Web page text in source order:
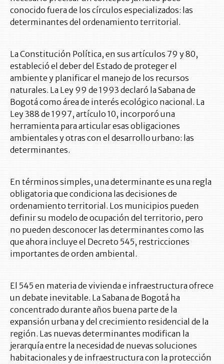
conocido fuera de los círculos especializados: las
determinantes del ordenamiento territorial.
La Constitución Política, en sus artículos 79 y 80,
estableció el deber del Estado de proteger el
ambiente y planificar el manejo de los recursos
naturales. La Ley 99 de 1993 declaró la Sabana de
Bogotá como área de interés ecológico nacional. La
Ley 388 de 1997, artículo 10, incorporó una
herramienta para articular esas obligaciones
ambientales y otras con el desarrollo urbano: las
determinantes.
En términos simples, una determinante es una regla
obligatoria que condiciona las decisiones de
ordenamiento territorial. Los municipios pueden
definir su modelo de ocupación del territorio, pero
no pueden desconocer las determinantes como las
que ahora incluye el Decreto 545, restricciones
importantes de orden ambiental.
El 545 en materia de vivienda e infraestructura ofrece
un debate inevitable. La Sabana de Bogotá ha
concentrado durante años buena parte de la
expansión urbana y del crecimiento residencial de la
región. Las nuevas determinantes modifican la
jerarquía entre la necesidad de nuevas soluciones
habitacionales y de infraestructura con la protección